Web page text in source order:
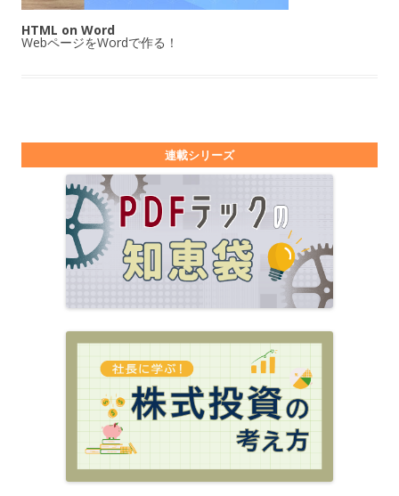
HTML on Word
WebページをWordで作る！
連載シリーズ